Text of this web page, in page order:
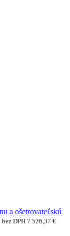
a ošetrovateľskú
bez DPH 7 526,37 €